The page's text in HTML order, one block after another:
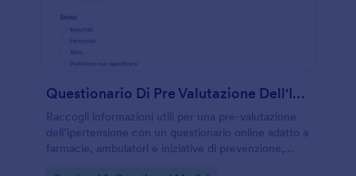
Questionario Di Pre Valutazione Dell'Ipertensione
Raccogli informazioni utili per una pre-valutazione
dell’ipertensione con un questionario online adatto a
farmacie, ambulatori e iniziative di prevenzione,